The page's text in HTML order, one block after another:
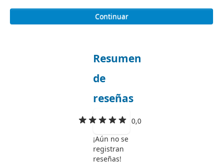
Continuar
Resumen
de
reseñas
0,0
¡Aún no se
registran
reseñas!